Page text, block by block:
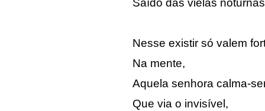
Saído das vielas
Nesse existir só valem
Na mente,
Aquela senhora calma-
Que via o invisível,